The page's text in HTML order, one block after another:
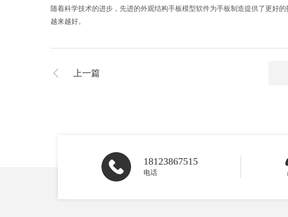
随着科学技术的进步，先进的外观结构手板模型软件为手板制造提供了更好
越来越好。
上一篇
18123867515
电话